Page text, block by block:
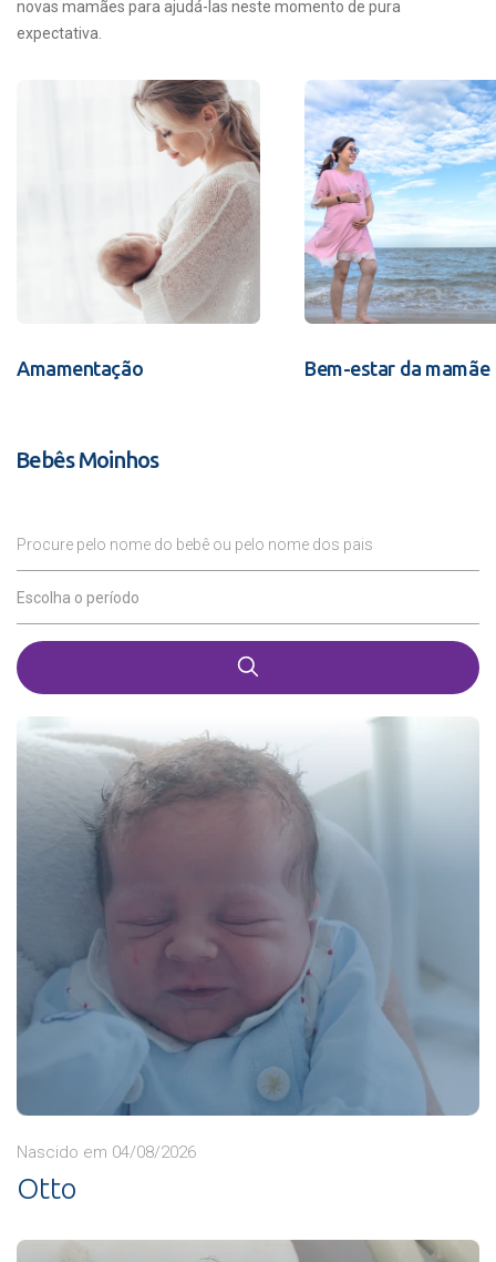
novas mamães para ajudá-las neste momento de pura
expectativa.
Amamentação Bem-estar da mamãe
Bebês Moinhos
Procure pelo nome do bebê ou pelo nome dos pais
Escolha o período
Nascido em 04/08/2026
Otto